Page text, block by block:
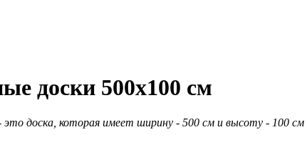
доски 500х100 см
доска, которая имеет ширину - 500 см и высоту - 100